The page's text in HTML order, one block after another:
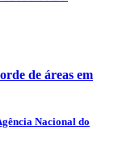
de áreas em
Nacional do